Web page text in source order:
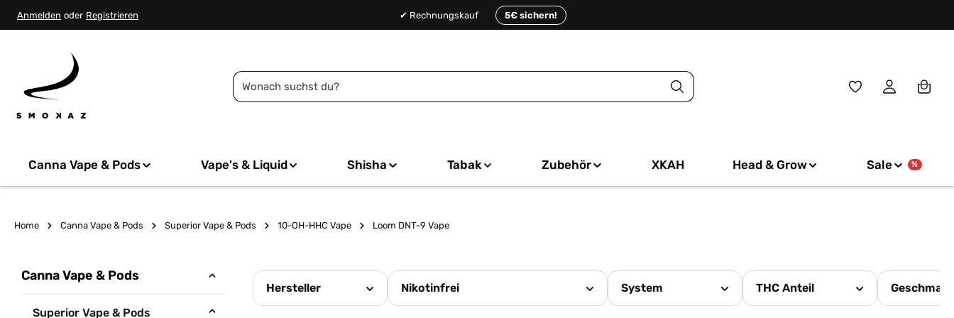
Zur Hauptnavigation springen
Anmelden oder Registrieren ✔ Rechnungskauf 5€ sichern!
Du hast 0
Canna Vape & Pods Vape's & Liquid Shisha Tabak Zubehör XKAH Head & Grow Sale %
Home Canna Vape & Pods Superior Vape & Pods 10-OH-HHC Vape Loom DNT-9 Vape
Canna Vape & Pods
Superior Vape & Pods
Hersteller Nikotinfrei System THC Anteil Geschmack